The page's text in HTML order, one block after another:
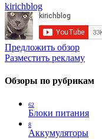
kirichblog
Предложить обзор
Разместить рекламу
Обзоры по рубрикам
62
Блоки питания
8
Аккумуляторы